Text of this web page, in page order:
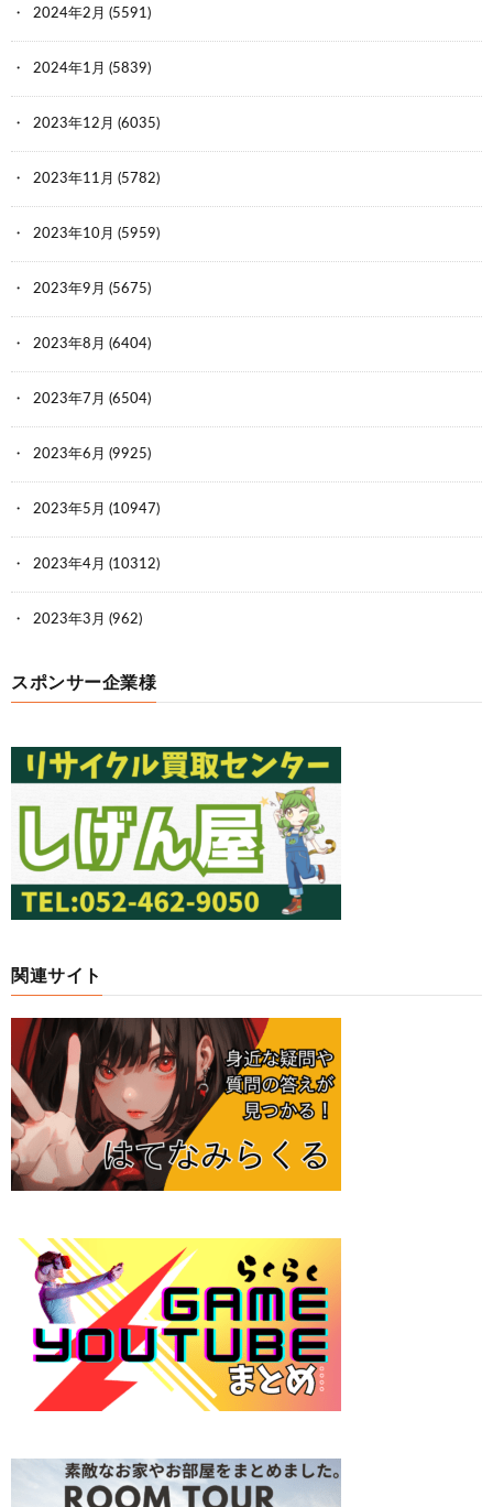
2024年2月 (5591)
2024年1月 (5839)
2023年12月 (6035)
2023年11月 (5782)
2023年10月 (5959)
2023年9月 (5675)
2023年8月 (6404)
2023年7月 (6504)
2023年6月 (9925)
2023年5月 (10947)
2023年4月 (10312)
2023年3月 (962)
スポンサー企業様
関連サイト